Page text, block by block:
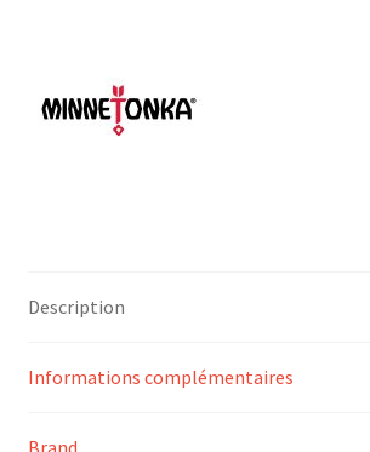
Description
Informations complémentaires